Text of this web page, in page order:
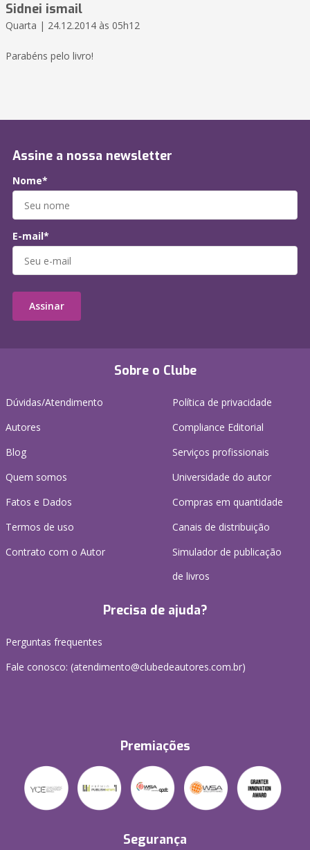
Sidnei ismail
Quarta | 24.12.2014 às 05h12
Parabéns pelo livro!
Sobre o Clube
Dúvidas/Atendimento
Autores
Blog
Quem somos
Fatos e Dados
Termos de uso
Contrato com o Autor
Política de privacidade
Compliance Editorial
Serviços profissionais
Universidade do autor
Compras em quantidade
Canais de distribuição
Simulador de publicação
de livros
Precisa de ajuda?
Perguntas frequentes
Fale conosco: (atendimento@clubedeautores.com.br)
Premiações
Segurança
Assine a nossa newsletter
Nome*
E-mail*
Assinar